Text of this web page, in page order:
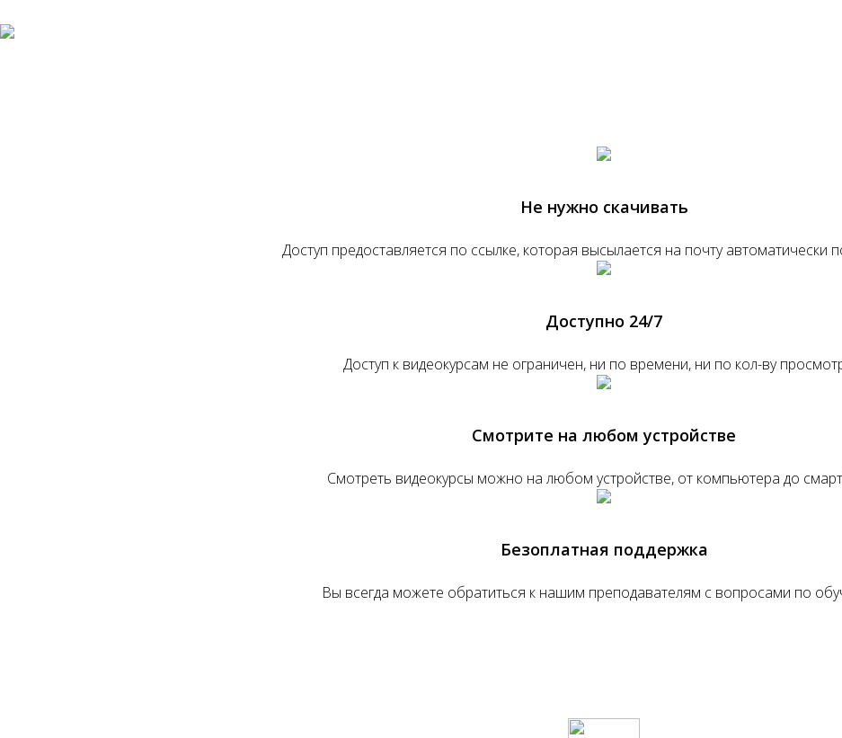
Не нужно скачивать
Доступ предоставляется по ссылке, которая высылается на почту автоматически
Доступно 24/7
Доступ к видеокурсам не ограничен, ни по времени, ни по кол-ву
Смотрите на любом устройстве
Смотреть видеокурсы можно на любом устройстве, от компьютера до
Безоплатная поддержка
Вы всегда можете обратиться к нашим преподавателям с вопросами по